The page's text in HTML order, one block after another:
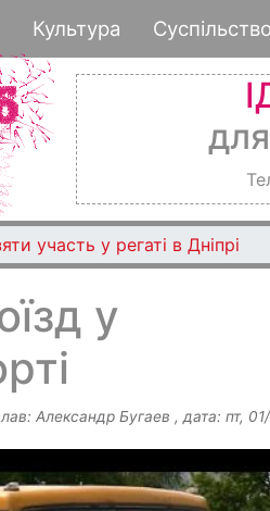
до
основного
Культура Суспільство
для
участь у регаті в Дніпрі
у
Александр Бугаев , дата: пт,